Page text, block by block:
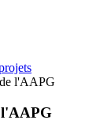
l'AAPG
l'AAPG